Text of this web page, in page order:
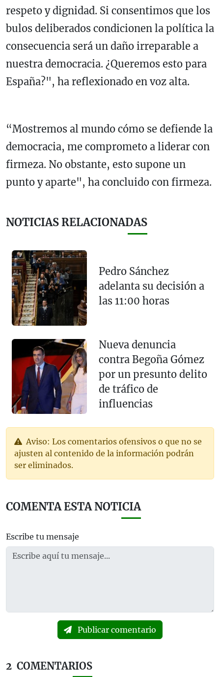
respeto y dignidad. Si consentimos que los
bulos deliberados condicionen la política la
consecuencia será un daño irreparable a
nuestra democracia. ¿Queremos esto para
España?", ha reflexionado en voz alta.
“Mostremos al mundo cómo se defiende la
democracia, me comprometo a liderar con
firmeza. No obstante, esto supone un
punto y aparte", ha concluido con firmeza.
NOTICIAS RELACIONADAS
Pedro Sánchez
adelanta su decisión a
las 11:00 horas
Nueva denuncia
contra Begoña Gómez
por un presunto delito
de tráfico de
influencias
Aviso: Los comentarios ofensivos o que no se
ajusten al contenido de la información podrán
ser eliminados.
COMENTA ESTA NOTICIA
Escribe tu mensaje
Publicar comentario
2 COMENTARIOS